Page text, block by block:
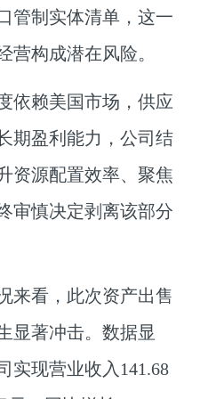
管制实体清单，这一
营构成潜在风险。
依赖美国市场，供应
期盈利能力，公司结
资源配置效率、聚焦
审慎决定剥离该部分
来看，此次资产出售
显著冲击。数据显
实现营业收入141.68